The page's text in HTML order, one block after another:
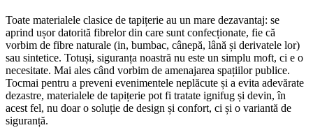
Toate materialele clasice de tapițerie au un mare dezavantaj: se
aprind ușor datorită fibrelor din care sunt confecționate, fie că
vorbim de fibre naturale (in, bumbac, cânepă, lână și derivatele lor)
sau sintetice. Totuși, siguranța noastră nu este un simplu moft, ci e o
necesitate. Mai ales când vorbim de amenajarea spațiilor publice.
Tocmai pentru a preveni evenimentele neplăcute și a evita adevărate
dezastre, materialele de tapițerie pot fi tratate ignifug și devin, în
acest fel, nu doar o soluție de design și confort, ci și o variantă de
siguranță.